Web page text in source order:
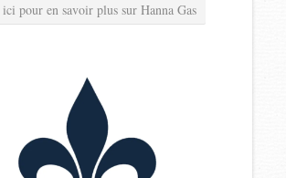
pour en savoir plus sur Hanna Gas